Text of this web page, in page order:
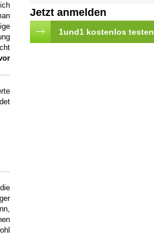
Jetzt anmelden
1und1 kostenlos testen